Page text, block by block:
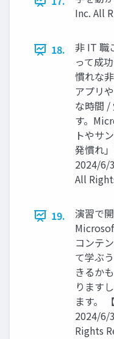
Inc. All
18.
非 IT 職
って成
慣れな
アプリ
な時間 /
す。
トやサ
発慣れ
2024/6/
All
19.
演習で
コンテ
て学ぶ
きるか
ります
ます。
2024/6/
Rights